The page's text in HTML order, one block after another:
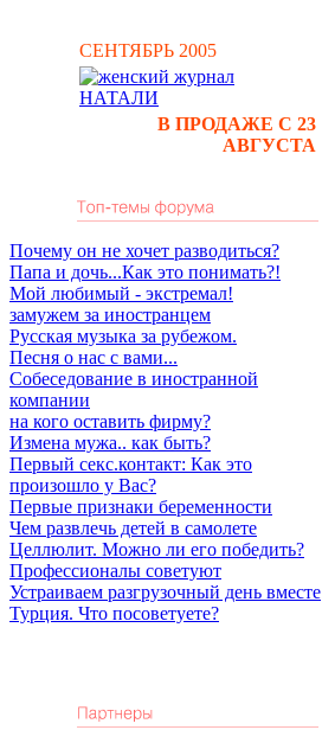
СЕНТЯБРЬ 2005
В ПРОДАЖЕ С 23
АВГУСТА
Почему он не хочет разводиться?
Папа и дочь...Как это понимать?!
Мой любимый - экстремал!
замужем за иностранцем
Русская музыка за рубежом.
Песня о нас с вами...
Собеседование в иностранной
компании
на кого оставить фирму?
Измена мужа.. как быть?
Первый секс.контакт: Как это
произошло у Вас?
Первые признаки беременности
Чем развлечь детей в самолете
Целлюлит. Можно ли его победить?
Профессионалы советуют
Устраиваем разгрузочный день вместе
Турция. Что посоветуете?